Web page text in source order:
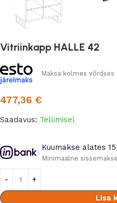
Vitriinkapp HALLE 42
Maksa kolmes
477,36 €
Saadavus: Tellimisel
Kuumakse alates
Minimaalne
Lisa